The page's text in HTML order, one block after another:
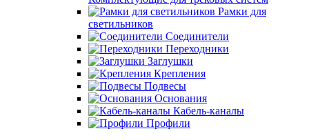
Рамки для
светильников
Соединители
Переходники
Заглушки
Крепления
Подвесы
Основания
Кабель-каналы
Профили